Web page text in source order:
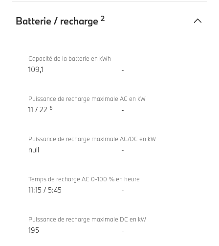
Batterie / recharge 2
recharge
xDrive60
Capacité de la batterie en kWh
109,1 -
Puissance de recharge maximale AC en kW
11 / 22 6 -
Puissance de recharge maximale AC/DC en kW
null -
Temps de recharge AC 0-100 % en heure
11:15 / 5:45 -
Puissance de recharge maximale DC en kW
195 -